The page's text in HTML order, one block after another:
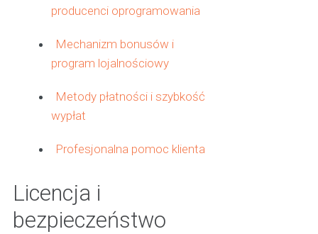
producenci oprogramowania
Mechanizm bonusów i
program lojalnościowy
Metody płatności i szybkość
wypłat
Profesjonalna pomoc klienta
Licencja i
bezpieczeństwo